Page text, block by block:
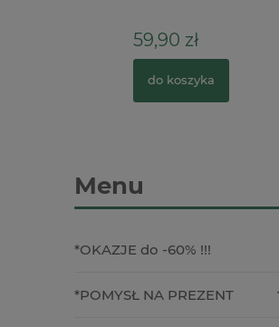
59,90 zł
do koszyka
Menu
*OKAZJE do -60% !!!
*POMYSŁ NA PREZENT